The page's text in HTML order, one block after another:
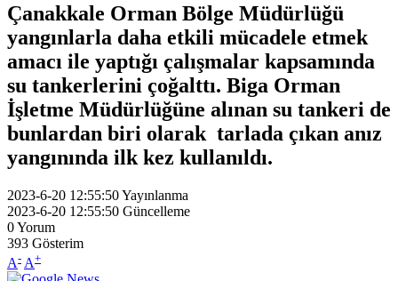
Çanakkale Orman Bölge Müdürlüğü
yangınlarla daha etkili mücadele etmek
amacı ile yaptığı çalışmalar kapsamında
su tankerlerini çoğalttı. Biga Orman
İşletme Müdürlüğüne alınan su tankeri de
bunlardan biri olarak tarlada çıkan anız
yangınında ilk kez kullanıldı.
2023-6-20 12:55:50Yayınlanma
2023-6-20 12:55:50 Güncelleme
0Yorum
393 Gösterim
A- A+